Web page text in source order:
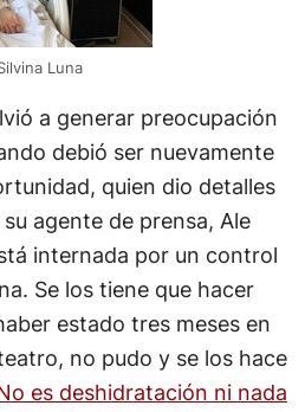
Luna
a generar preocupación
debió ser nuevamente
quien dio detalles
agente de prensa, Ale
internada por un control
Se los tiene que hacer
estado tres meses en
no pudo y se los hace
es deshidratación ni nada